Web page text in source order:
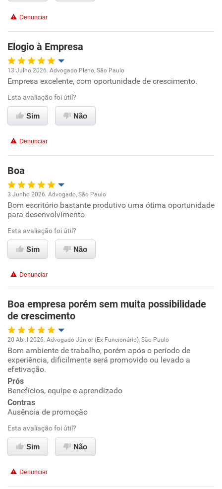
Recomenda a diretoria
Denunciar
Elogio à Empresa
Oportunidade de promoção
Ambiente de trabalho
Benefícios
Recomenda esta empresa
13 Julho 2026. Advogado Pleno, São Paulo
Empresa excelente, com oportunidade de crescimento.
Esta avaliação foi útil?
Sim Não
Denunciar
Boa
Oportunidade de promoção
Ambiente de trabalho
Conciliação com a vida familiar
Recomenda esta empresa
Recomenda a diretoria
3 Junho 2026. Advogado, São Paulo
Bom escritório bastante produtivo uma ótima oportunidade
para desenvolvimento
Esta avaliação foi útil?
Sim Não
Denunciar
Boa empresa porém sem muita possibilidade
de crescimento
Oportunidade de promoção
Ambiente de trabalho
Conciliação com a vida familiar
Benefícios
Recomenda esta empresa
20 Abril 2026. Advogado Júnior (Ex-Funcionário), São Paulo
Bom ambiente de trabalho, porém após o período de
experiência, dificilmente será promovido ou levado a
efetivação.
Prós
Benefícios, equipe e aprendizado
Contras
Ausência de promoção
Esta avaliação foi útil?
Sim Não
Denunciar